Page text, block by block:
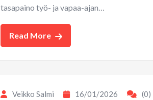
tasapaino työ- ja vapaa-ajan…
Read More
Veikko Salmi 16/01/2026 (0)